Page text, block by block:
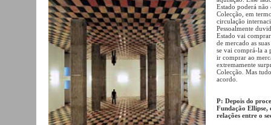
Estado poderá não
Colecção, em
circulação
Pessoalmente
Estado vai
de mercado as
se vai comprá-la a
ir comprar ao
extremamente
Colecção. Mas
acordo.
P: Depois do
Fundação Ellipse,
relações entre o